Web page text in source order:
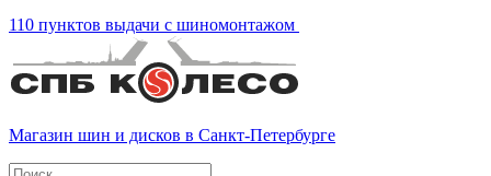
110 пунктов выдачи с шиномонтажом
Магазин шин и дисков в Санкт-Петербурге